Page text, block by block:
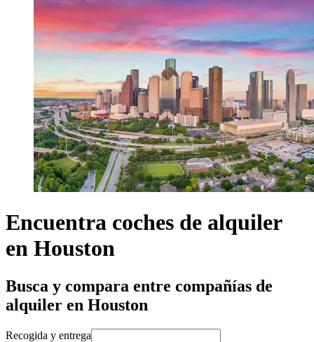
Encuentra coches de alquiler
en Houston
Busca y compara entre compañías de
alquiler en Houston
Recogida y entrega